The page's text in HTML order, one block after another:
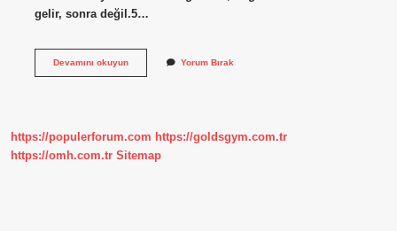
gelir, sonra değil.5…
Devamını okuyunWhereas
Yorum Bırak
https://populerforum.com https://goldsgym.com.tr
https://omh.com.tr Sitemap